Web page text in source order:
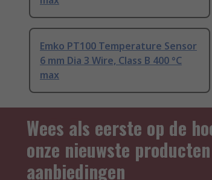
Emko PT100 Temperature Sensor
6 mm Dia 3 Wire, Class B 400 °C
max
Wees als eerste op de
onze nieuwste
aanbiedingen